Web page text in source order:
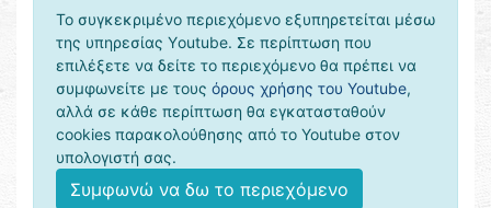
Το συγκεκριμένο περιεχόμενο εξυπηρετείται μέσω
της υπηρεσίας Υoutube. Σε περίπτωση που
επιλέξετε να δείτε το περιεχόμενο θα πρέπει να
συμφωνείτε με τους όρους χρήσης του Youtube,
αλλά σε κάθε περίπτωση θα εγκατασταθούν
cookies παρακολούθησης από το Youtube στον
υπολογιστή σας.
Συμφωνώ να δω το περιεχόμενο